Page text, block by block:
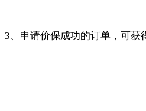
3、申请价保成功的订单，可获